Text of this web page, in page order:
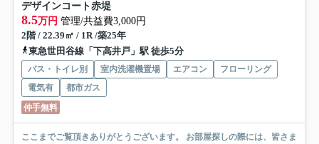
デザインコート赤堤
8.5万円 管理/共益費3,000円
2階 / 22.39㎡ / 1R /築25年
東急世田谷線「下高井戸」駅 徒歩5分
バス・トイレ別 室内洗濯機置場 エアコン
フローリング
電気有
都市ガス
仲手無料
ここまでご覧頂きありがとうございます。 お部屋探しの際には、皆さま